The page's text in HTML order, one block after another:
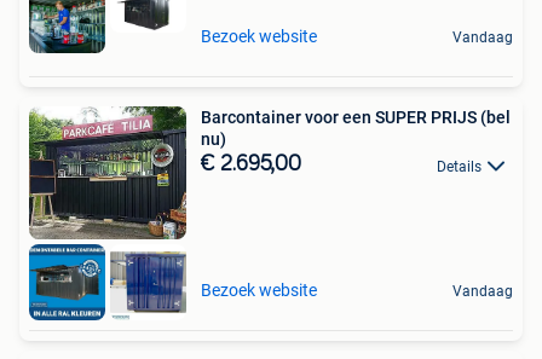
Bezoek website Vandaag
Barcontainer voor een SUPER PRIJS (bel
nu)
€ 2.695,00 Details
Bezoek website Vandaag